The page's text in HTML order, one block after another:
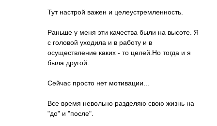
Тут настрой важен и целеустремленнос­ть.
Раньше у меня эти качества были на высоте. Я
с головой уходила и в работу и в
осуществление каких - то целей.Но тогда и я
была другой.
Сейчас просто нет мотивации...
Все время невольно разделяю свою жизнь на
"до" и "после".